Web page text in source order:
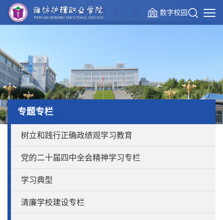
数字校园
专题专栏
树立和践行正确政绩观学习教育
党的二十届四中全会精神学习专栏
学习典型
清廉学校建设专栏